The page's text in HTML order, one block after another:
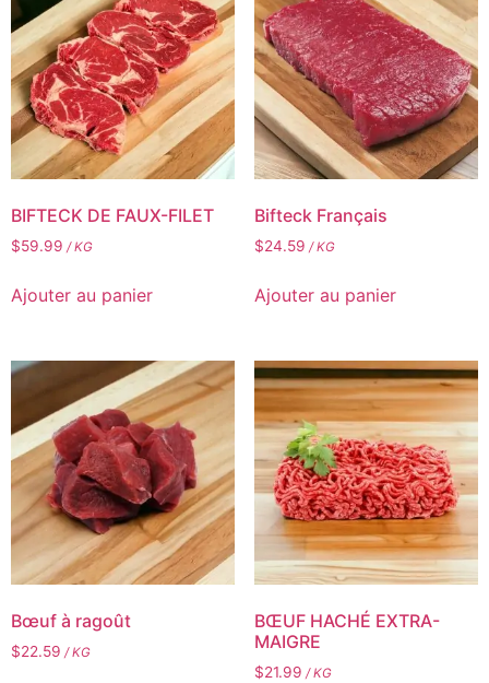
BIFTECK DE FAUX-FILET
$59.99 / KG
Ajouter au panier
Bifteck Français
$24.59 / KG
Ajouter au panier
Bœuf à ragoût
$22.59 / KG
BŒUF HACHÉ EXTRA-
MAIGRE
$21.99 / KG